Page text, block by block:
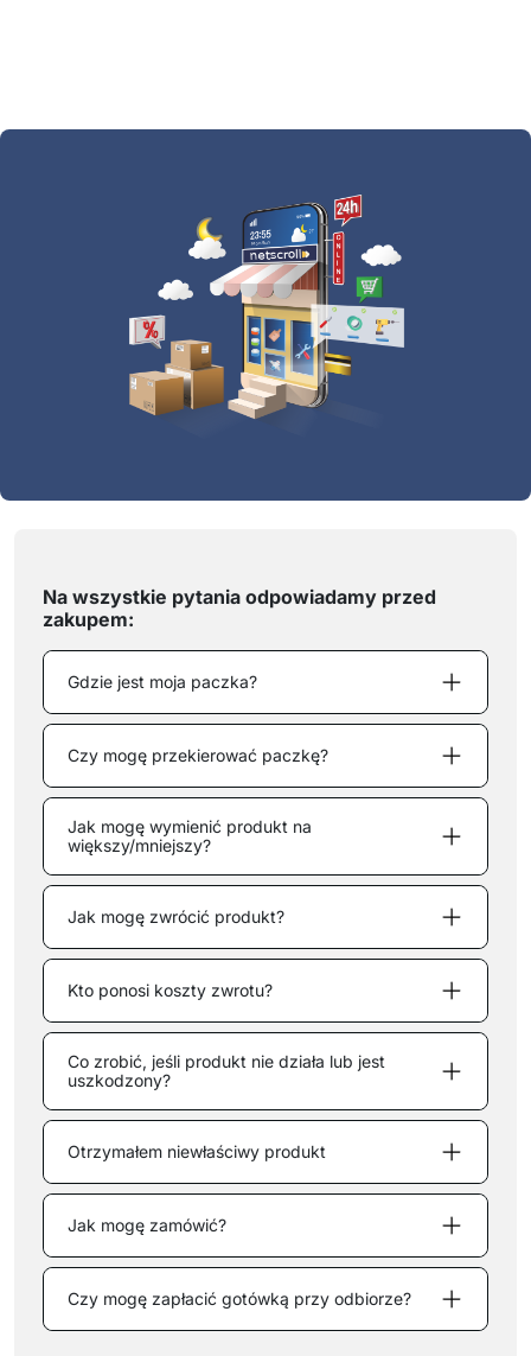
Na wszystkie pytania odpowiadamy przed
zakupem:
Gdzie jest moja paczka?
Czy ​mogę przekierować paczkę?
Jak mogę wymienić produkt na
większy/mniejszy?
Jak mogę zwrócić produkt?
Kto ponosi koszty zwrotu?
Co zrobić, jeśli produkt nie działa lub jest
uszkodzony?
Otrzymałem niewłaściwy produkt
Jak mogę zamówić?
Czy mogę zapłacić gotówką przy odbiorze?